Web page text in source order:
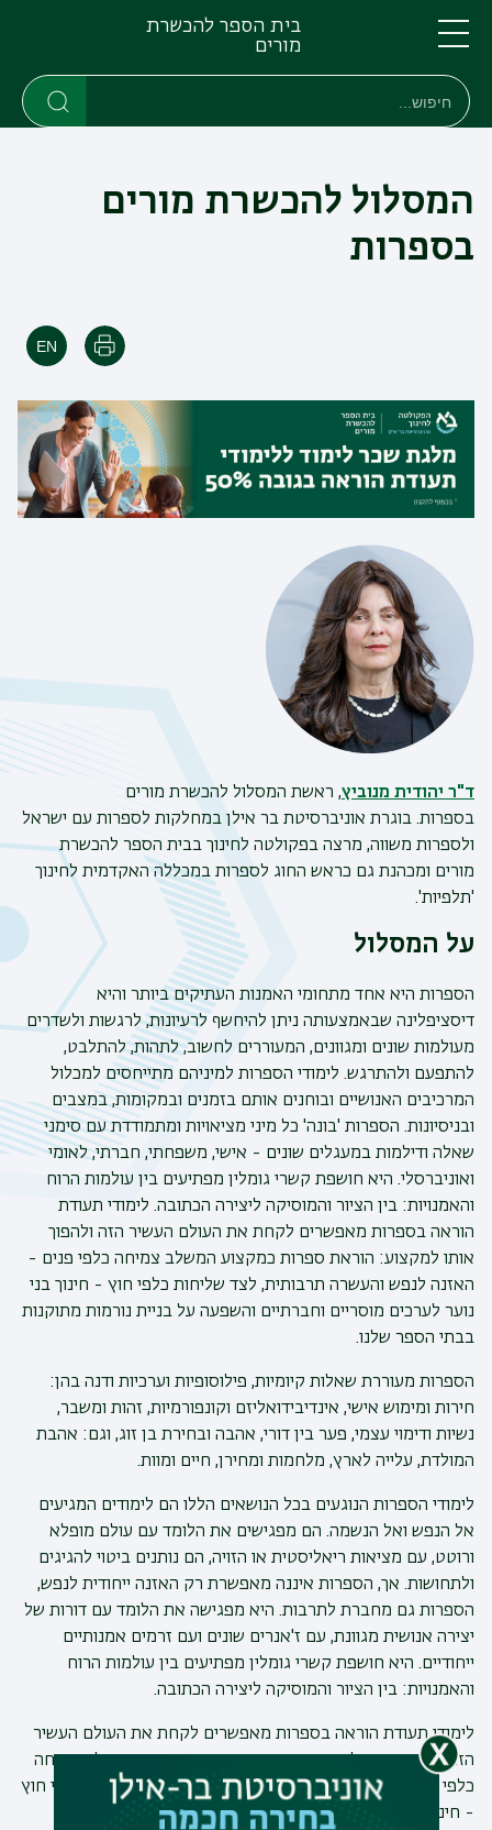
העיקרי
ניווט
בית הספר להכשרת
מורים
חיפוש
חיפוש
המסלול להכשרת מורים
בספרות
הדפסה
ד"ר יהודית מנוביץ, ראשת המסלול להכשרת מורים
בספרות. בוגרת אוניברסיטת בר אילן במחלקות לספרות עם ישראל
ולספרות משווה, מרצה בפקולטה לחינוך בבית הספר להכשרת
מורים ומכהנת גם כראש החוג לספרות במכללה האקדמית לחינוך
'תלפיות'.
על המסלול
הספרות היא אחד מתחומי האמנות העתיקים ביותר והיא
דיסציפלינה שבאמצעותה ניתן להיחשף לרעיונות, לרגשות ולשדרים
מעולמות שונים ומגוונים, המעוררים לחשוב, לתהות, להתלבט,
להתפעם ולהתרגש. לימודי הספרות למיניהם מתייחסים למכלול
המרכיבים האנושיים ובוחנים אותם בזמנים ובמקומות, במצבים
ובניסיונות. הספרות 'בונה' כל מיני מציאויות ומתמודדת עם סימני
שאלה ודילמות במעגלים שונים - אישי, משפחתי, חברתי, לאומי
ואוניברסלי. היא חושפת קשרי גומלין מפתיעים בין עולמות הרוח
והאמנויות: בין הציור והמוסיקה ליצירה הכתובה. לימודי תעודת
הוראה בספרות מאפשרים לקחת את העולם העשיר הזה ולהפוך
אותו למקצוע: הוראת ספרות כמקצוע המשלב צמיחה כלפי פנים -
האזנה לנפש והעשרה תרבותית, לצד שליחות כלפי חוץ - חינוך בני
נוער לערכים מוסריים וחברתיים והשפעה על בניית נורמות מתוקנות
בבתי הספר שלנו.
הספרות מעוררת שאלות קיומיות, פילוסופיות וערכיות ודנה בהן:
חירות ומימוש אישי, אינדיבידואליזם וקונפורמיות, זהות ומשבר,
נשיות ודימוי עצמי, פער בין דורי, אהבה ובחירת בן זוג, וגם: אהבת
המולדת, עלייה לארץ, מלחמות ומחירן, חיים ומוות.
לימודי הספרות הנוגעים בכל הנושאים הללו הם לימודים המגיעים
אל הנפש ואל הנשמה. הם מפגישים את הלומד עם עולם מופלא
ורוטט, עם מציאות ריאליסטית או הזויה, הם נותנים ביטוי להגיגים
ולתחושות. אך, הספרות איננה מאפשרת רק האזנה ייחודית לנפש,
הספרות גם מחברת לתרבות. היא מפגישה את הלומד עם דורות של
יצירה אנושית מגוונת, עם ז'אנרים שונים ועם זרמים אמנותיים
ייחודיים. היא חושפת קשרי גומלין מפתיעים בין עולמות הרוח
והאמנויות: בין הציור והמוסיקה ליצירה הכתובה.
לימודי תעודת הוראה בספרות מאפשרים לקחת את העולם העשיר
הזה ולהפוך אותו למקצוע: הוראת ספרות כמקצוע המשלב צמיחה
כלפי פנים - האזנה לנפש והעשרה תרבותית, לצד שליחות כלפי חוץ
- חינוך בני נוער לערכים מוסריים וחברתיים והשפעה על בניית